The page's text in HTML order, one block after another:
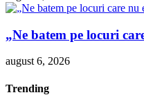
„Ne batem pe locuri
august 6, 2026
Trending